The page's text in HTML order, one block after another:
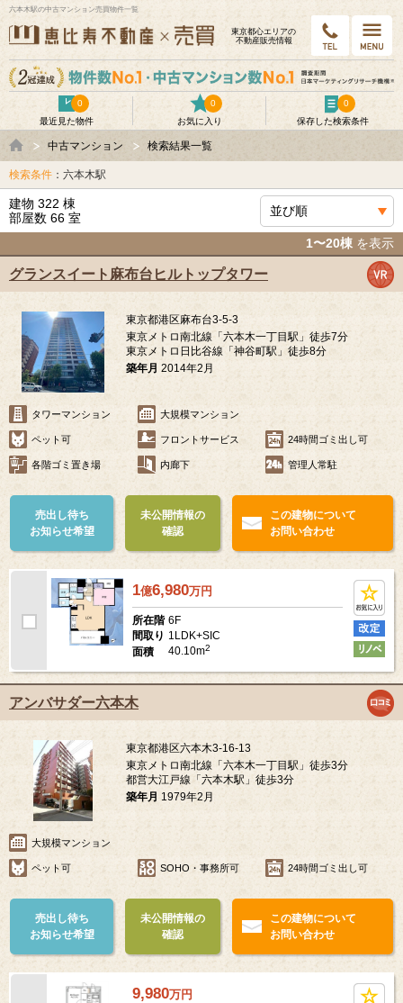
六本木駅の中古マンション売買物件一覧
東京都⼼エリアの
不動産販売情報
最近見た物件
0
お気に入り
0
保存した検索条件
0
中古マンション 検索結果一覧
検索条件 ：六本木駅
建物 322 棟
部屋数 66 室
1〜20棟 を表示
グランスイート麻布台ヒルトップタワー
東京都港区麻布台3-5-3
東京メトロ南北線「六本木一丁目駅」徒歩7分
東京メトロ日比谷線「神谷町駅」徒歩8分
築年月 2014年2月
タワーマンション 大規模マンション
ペット可 フロントサービス 24時間ゴミ出し可
各階ゴミ置き場 内廊下 管理人常駐
売出し待ち
お知らせ希望
未公開情報の
確認
この建物について
お問い合わせ
1億6,980万円
所在階 6F
間取り 1LDK+SIC
面積
40.10m2
アンバサダー六本木
東京都港区六本木3-16-13
東京メトロ南北線「六本木一丁目駅」徒歩3分
都営大江戸線「六本木駅」徒歩3分
築年月 1979年2月
大規模マンション
ペット可 SOHO・事務所可 24時間ゴミ出し可
売出し待ち
お知らせ希望
未公開情報の
確認
この建物について
お問い合わせ
9,980万円